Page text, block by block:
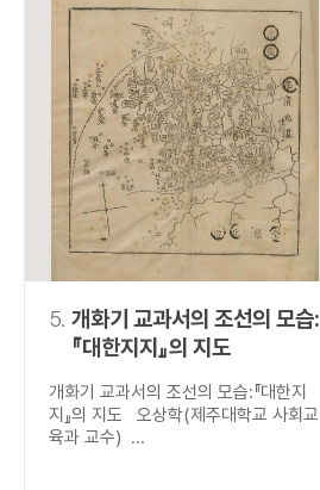
5. 개화기 교과서의 조선의 모습:
『대한지지』의 지도
개화기 교과서의 조선의 모습:『대한지
지』의 지도 오상학(제주대학교 사회교
육과 교수) ...